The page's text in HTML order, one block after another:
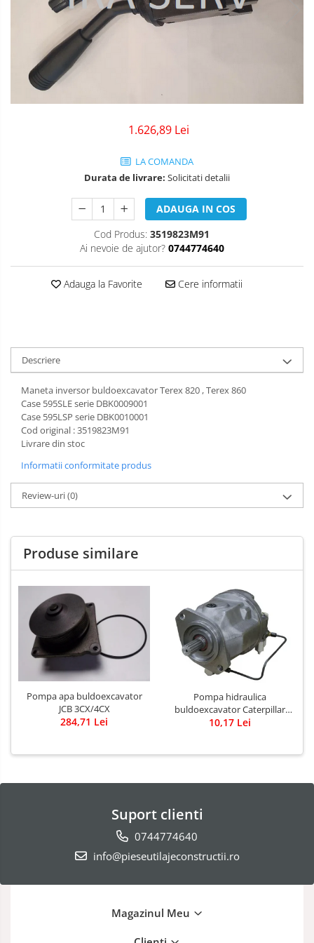
1.626,89 Lei
LA COMANDA
Durata de livrare: Solicitati detalii
ADAUGA IN COS
Cod Produs: 3519823M91
Ai nevoie de ajutor? 0744774640
Adauga la Favorite Cere informatii
Descriere
Maneta inversor buldoexcavator Terex 820 , Terex 860
Case 595SLE serie DBK0009001
Case 595LSP serie DBK0010001
Cod original : 3519823M91
Livrare din stoc
Informatii conformitate produs
Review-uri(0)
Produse similare
Pompa apa buldoexcavator
JCB 3CX/4CX
284,71 Lei
Pompa hidraulica
buldoexcavator Caterpillar
428B
10,17 Lei
Suport clienti
0744774640
info@pieseutilajeconstructii.ro
Magazinul Meu